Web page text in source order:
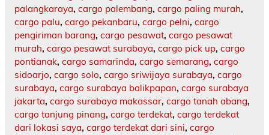
palangkaraya, cargo palembang, cargo paling murah,
cargo palu, cargo pekanbaru, cargo pelni, cargo
pengiriman barang, cargo pesawat, cargo pesawat
murah, cargo pesawat surabaya, cargo pick up, cargo
pontianak, cargo samarinda, cargo semarang, cargo
sidoarjo, cargo solo, cargo sriwijaya surabaya, cargo
surabaya, cargo surabaya balikpapan, cargo surabaya
jakarta, cargo surabaya makassar, cargo tanah abang,
cargo tanjung pinang, cargo terdekat, cargo terdekat
dari lokasi saya, cargo terdekat dari sini, cargo